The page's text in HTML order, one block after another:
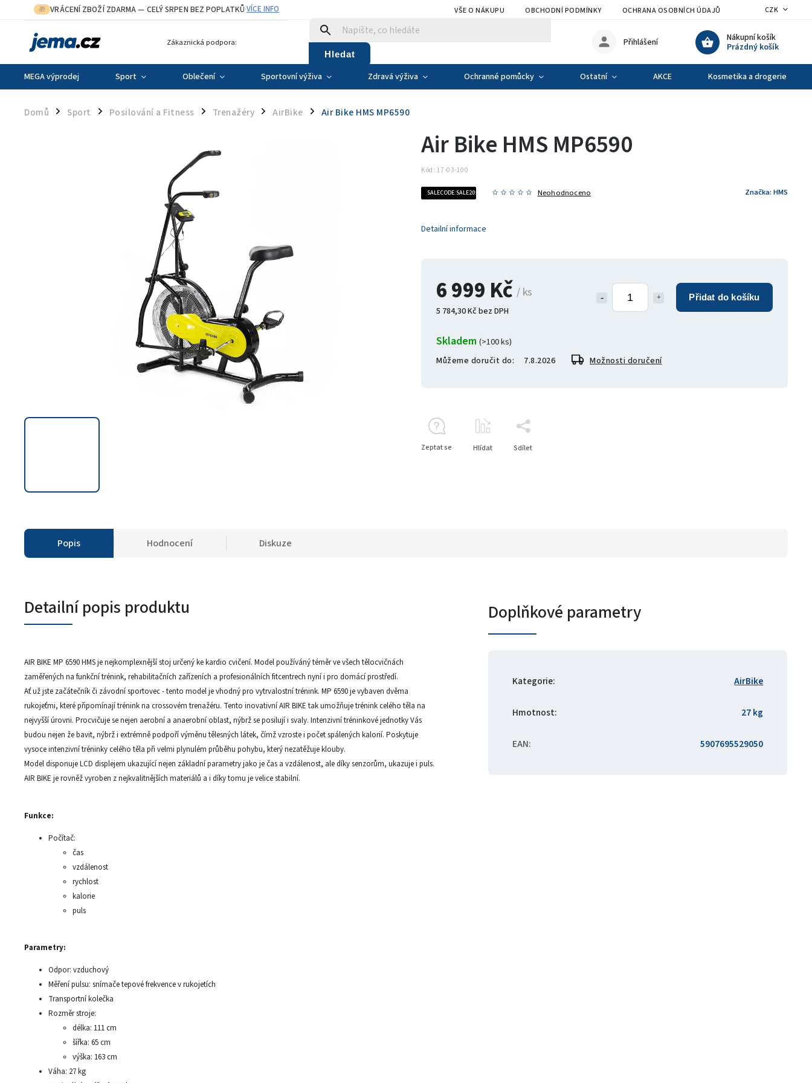
🎁 VRÁCENÍ ZBOŽÍ ZDARMA— CELÝ SRPEN BEZ POPLATKŮ·VÍCE INFO VŠE O NÁKUPU OBCHODNÍ PODMÍNKY OCHRANA OSOBNÍCH ÚDAJŮ VÝMĚNA A VRÁCENÍ
CZK
Zákaznická podpora:
Hledat
Nákupní košík
Prázdný košík
Přihlášení
MEGA výprodej Sport Oblečení Sportovní výživa Zdravá výživa Ochranné pomůcky Ostatní AKCE Kosmetika a drogerie
Domů / Sport / Posilování a Fitness / Trenažéry / AirBike / Air Bike HMS MP6590
6 999 Kč/ ks
5 784,30 Kč bez DPH
Přidat do košíku
Skladem (>100 ks)
Můžeme doručit do:
7.8.2026 Možnosti doručení
Air Bike HMS MP6590
Kód: 17-03-100
SALECODE:SALE20:20:% Neohodnoceno Značka: HMS
Detailní informace
Zeptat se Hlídat Sdílet
Popis Hodnocení Diskuze
Detailní popis produktu
AIR BIKE MP 6590 HMS je nejkomplexnější stoj určený ke kardio cvičení. Model používáný téměr ve všech tělocvičnách
zaměřených na funkční trénink, rehabilitačních zařízeních a profesionálních fitcentrech nyní i pro domácí prostředí.
Ať už jste začátečník či závodní sportovec - tento model je vhodný pro vytrvalostní trénink. MP 6590 je vybaven dvěma
rukojeťmi, které připomínají trénink na crossovém trenažéru. Tento inovativní AIR BIKE tak umožňuje trénink celého těla na
nejvyšší úrovni. Procvičuje se nejen aerobní a anaerobní oblast, nýbrž se posilují i svaly. Intenzivní tréninkové jednotky Vás
budou nejen že bavit, nýbrž i extrémně podpoří výměnu tělesných látek, čímž vzroste i počet spálených kalorií. Poskytuje
vysoce intenzivní tréninky celého těla při velmi plynulém průběhu pohybu, který nezatěžuje klouby.
Model disponuje LCD displejem ukazující nejen základní parametry jako je čas a vzdálenost, ale díky senzorům, ukazuje i puls.
AIR BIKE je rovněž vyroben z nejkvalitnějších materiálů a i díky tomu je velice stabilní.
Funkce:
Počítač:
čas
vzdálenost
rychlost
kalorie
puls
Parametry:
Odpor: vzduchový
Měření pulsu: snímače tepové frekvence v rukojetích
Transportní kolečka
Rozměr stroje:
délka: 111 cm
šířka: 65 cm
výška: 163 cm
Váha: 27 kg
Doplňkové parametry
Kategorie: AirBike
Hmotnost: 27 kg
EAN: 5907695529050